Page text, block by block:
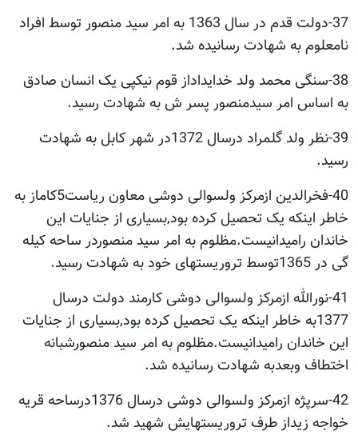
37-دولت قدم در سال 1363 به امر سید منصور توسط افراد
نامعلوم به شهادت رسانیده شد.
38-سنگی محمد ولد خدایداداز قوم نیکپی یک انسان صادق
به اساس امر سیدمنصور پسر ش به شهادت رسید.
39-نظر ولد گلمراد درسال 1372در شهر کابل به شهادت
رسید.
40-فخرالدین ازمرکز ولسوالی دوشی معاون ریاست5کاماز به
خاطر اینکه یک تحصیل کرده بود,بسیاری از جنایات این
خاندان رامیدانیست.مظلوم به امر سید منصوردر ساحه کیله
گی در 1365توسط تروریستهای خود به شهادت رسید.
41-نورالله ازمرکز ولسوالی دوشی کارمند دولت درسال
1377به خاطر اینکه یک تحصیل کرده بود,بسیاری از جنایات
این خاندان رامیدانیست.مظلوم به امر سید منصورشبانه
اختطاف وبعدبه شهادت رسانیده شد.
42-سرپژه ازمرکز ولسوالی دوشی درسال 1376درساحه قریه
خواجه زیداز طرف تروریستهایش شهید شد.